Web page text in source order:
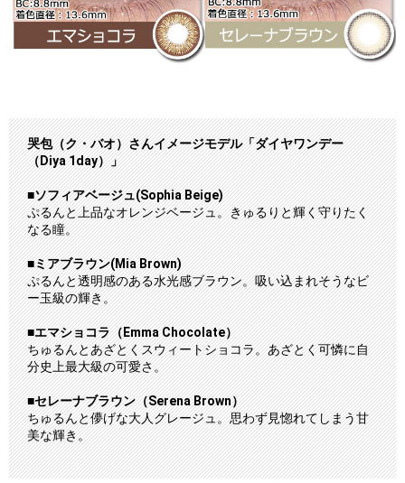
哭包（ク・バオ）さんイメージモデル「ダイヤワンデー
（Diya 1day）」
■ソフィアベージュ(Sophia Beige)
ぷるんと上品なオレンジベージュ。きゅるりと輝く守りたく
なる瞳。
■ミアブラウン(Mia Brown)
ぷるんと透明感のある水光感ブラウン。吸い込まれそうなビ
ー玉級の輝き。
■エマショコラ（Emma Chocolate）
ちゅるんとあざとくスウィートショコラ。あざとく可憐に自
分史上最大級の可愛さ。
■セレーナブラウン（Serena Brown）
ちゅるんと儚げな大人グレージュ。思わず見惚れてしまう甘
美な輝き。